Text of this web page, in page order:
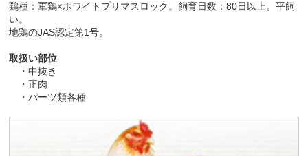
鶏種：軍鶏×ホワイトプリマスロック。飼育日数：80日以上。平飼
い。
地鶏のJAS認定第1号。
取扱い部位
・中抜き
・正肉
・パーツ類各種